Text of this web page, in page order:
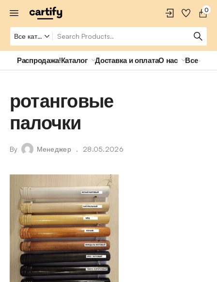
0
Распродажа!Каталог Доставка и оплатаО нас Все о
ротанговые
палочки
By Менеджер 28.05.2026